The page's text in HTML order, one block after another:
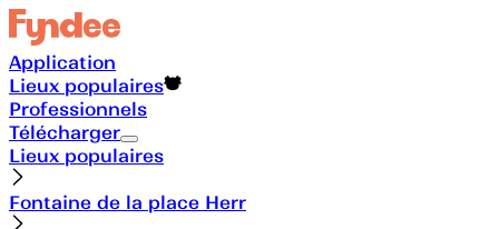
Application
Lieux populaires
Professionnels
Télécharger
Lieux populaires
Fontaine de la place Herr